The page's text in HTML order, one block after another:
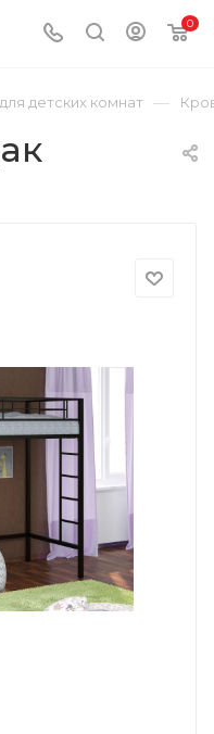
0
детских комнат —